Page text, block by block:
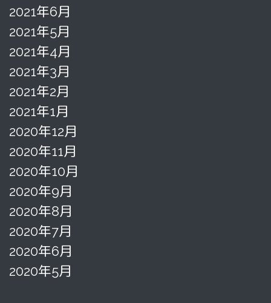
2021年6月
2021年5月
2021年4月
2021年3月
2021年2月
2021年1月
2020年12月
2020年11月
2020年10月
2020年9月
2020年8月
2020年7月
2020年6月
2020年5月